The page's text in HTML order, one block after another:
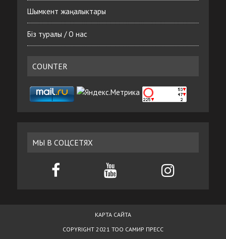
Шымкент жаңалыктары
Біз туралы / О нас
COUNTER
МЫ В СОЦСЕТЯХ
КАРТА САЙТА
COPYRIGHT 2021 ТОО САМИР ПРЕСС